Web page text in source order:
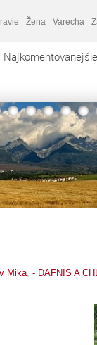
Žena Varecha
Mika - DAFNIS A